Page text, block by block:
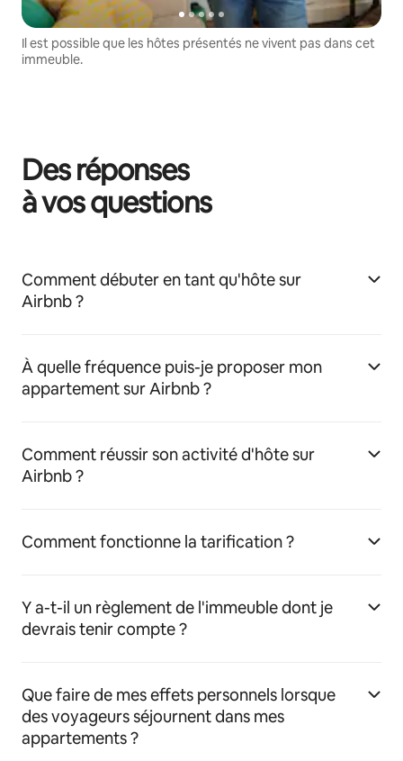
Il est possible que les hôtes présentés ne vivent pas dans cet
immeuble.
Des réponses
à vos questions
Comment débuter en tant qu'hôte sur
Airbnb ?
À quelle fréquence puis-je proposer mon
appartement sur Airbnb ?
Comment réussir son activité d'hôte sur
Airbnb ?
Comment fonctionne la tarification ?
Y a-t-il un règlement de l'immeuble dont je
devrais tenir compte ?
Que faire de mes effets personnels lorsque
des voyageurs séjournent dans mes
appartements ?